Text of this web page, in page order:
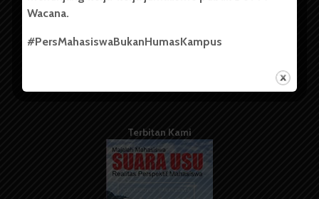
Pedoman Media Siber
Kode Etik Jurnalistik
Terbitan Kami
Wacana.
#PersMahasiswaBukanHumasKampus